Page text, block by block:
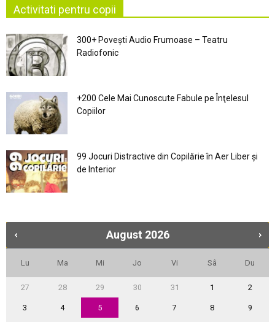
Activitati pentru copii
300+ Povești Audio Frumoase – Teatru
Radiofonic
+200 Cele Mai Cunoscute Fabule pe Înţelesul
Copiilor
99 Jocuri Distractive din Copilărie în Aer Liber şi
de Interior
August 2026
Lu Ma Mi Jo Vi Sâ Du
27 28 29 30 31 1 2
3 4 5 6 7 8 9